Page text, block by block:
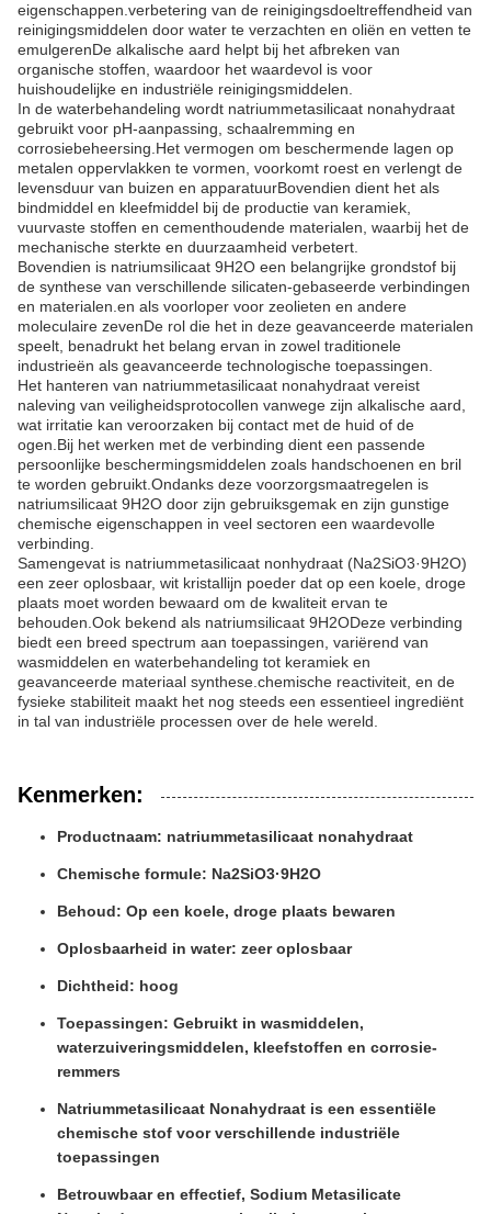
eigenschappen.verbetering van de reinigingsdoeltreffendheid van
reinigingsmiddelen door water te verzachten en oliën en vetten te
emulgerenDe alkalische aard helpt bij het afbreken van
organische stoffen, waardoor het waardevol is voor
huishoudelijke en industriële reinigingsmiddelen.
In de waterbehandeling wordt natriummetasilicaat nonahydraat
gebruikt voor pH-aanpassing, schaalremming en
corrosiebeheersing.Het vermogen om beschermende lagen op
metalen oppervlakken te vormen, voorkomt roest en verlengt de
levensduur van buizen en apparatuurBovendien dient het als
bindmiddel en kleefmiddel bij de productie van keramiek,
vuurvaste stoffen en cementhoudende materialen, waarbij het de
mechanische sterkte en duurzaamheid verbetert.
Bovendien is natriumsilicaat 9H2O een belangrijke grondstof bij
de synthese van verschillende silicaten-gebaseerde verbindingen
en materialen.en als voorloper voor zeolieten en andere
moleculaire zevenDe rol die het in deze geavanceerde materialen
speelt, benadrukt het belang ervan in zowel traditionele
industrieën als geavanceerde technologische toepassingen.
Het hanteren van natriummetasilicaat nonahydraat vereist
naleving van veiligheidsprotocollen vanwege zijn alkalische aard,
wat irritatie kan veroorzaken bij contact met de huid of de
ogen.Bij het werken met de verbinding dient een passende
persoonlijke beschermingsmiddelen zoals handschoenen en bril
te worden gebruikt.Ondanks deze voorzorgsmaatregelen is
natriumsilicaat 9H2O door zijn gebruiksgemak en zijn gunstige
chemische eigenschappen in veel sectoren een waardevolle
verbinding.
Samengevat is natriummetasilicaat nonhydraat (Na2SiO3·9H2O)
een zeer oplosbaar, wit kristallijn poeder dat op een koele, droge
plaats moet worden bewaard om de kwaliteit ervan te
behouden.Ook bekend als natriumsilicaat 9H2ODeze verbinding
biedt een breed spectrum aan toepassingen, variërend van
wasmiddelen en waterbehandeling tot keramiek en
geavanceerde materiaal synthese.chemische reactiviteit, en de
fysieke stabiliteit maakt het nog steeds een essentieel ingrediënt
in tal van industriële processen over de hele wereld.
Kenmerken:
Productnaam: natriummetasilicaat nonahydraat
Chemische formule: Na2SiO3·9H2O
Behoud: Op een koele, droge plaats bewaren
Oplosbaarheid in water: zeer oplosbaar
Dichtheid: hoog
Toepassingen: Gebruikt in wasmiddelen,
waterzuiveringsmiddelen, kleefstoffen en corrosie-
remmers
Natriummetasilicaat Nonahydraat is een essentiële
chemische stof voor verschillende industriële
toepassingen
Betrouwbaar en effectief, Sodium Metasilicate